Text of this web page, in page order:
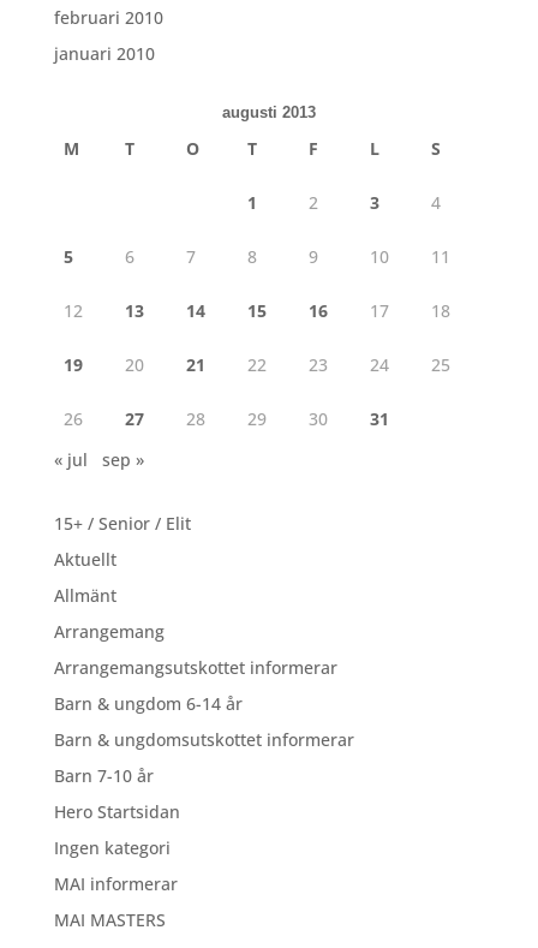
februari 2010
januari 2010
augusti 2013
M T O T F L S
1 2 3 4
5 6 7 8 9 10 11
12 13 14 15 16 17 18
19 20 21 22 23 24 25
26 27 28 29 30
31
« jul
sep »
15+ / Senior / Elit
Aktuellt
Allmänt
Arrangemang
Arrangemangsutskottet informerar
Barn & ungdom 6-14 år
Barn & ungdomsutskottet informerar
Barn 7-10 år
Hero Startsidan
Ingen kategori
MAI informerar
MAI MASTERS